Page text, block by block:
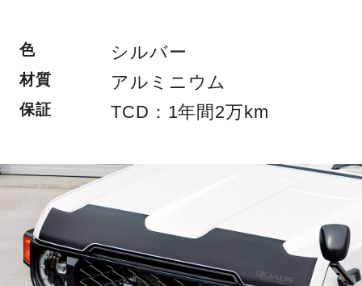
色 シルバー
材質 アルミニウム
保証 TCD：1年間2万km